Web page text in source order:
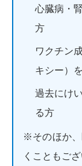
心臓病・
方
ワクチン
キシー）
過去にけ
る方
※そのほか、
くこともご